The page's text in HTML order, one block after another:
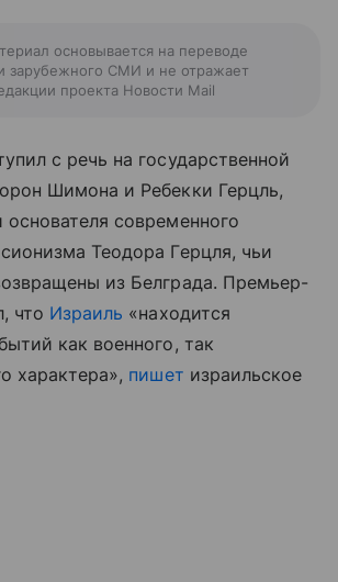
основывается на переводе
зарубежного СМИ и не отражает
проекта Новости Mail
с речь на государственной
Шимона и Ребекки Герцль,
современного
Теодора Герцля, чьи
из Белграда. Премьер-
что Израиль «находится
как военного, так
характера», пишет израильское